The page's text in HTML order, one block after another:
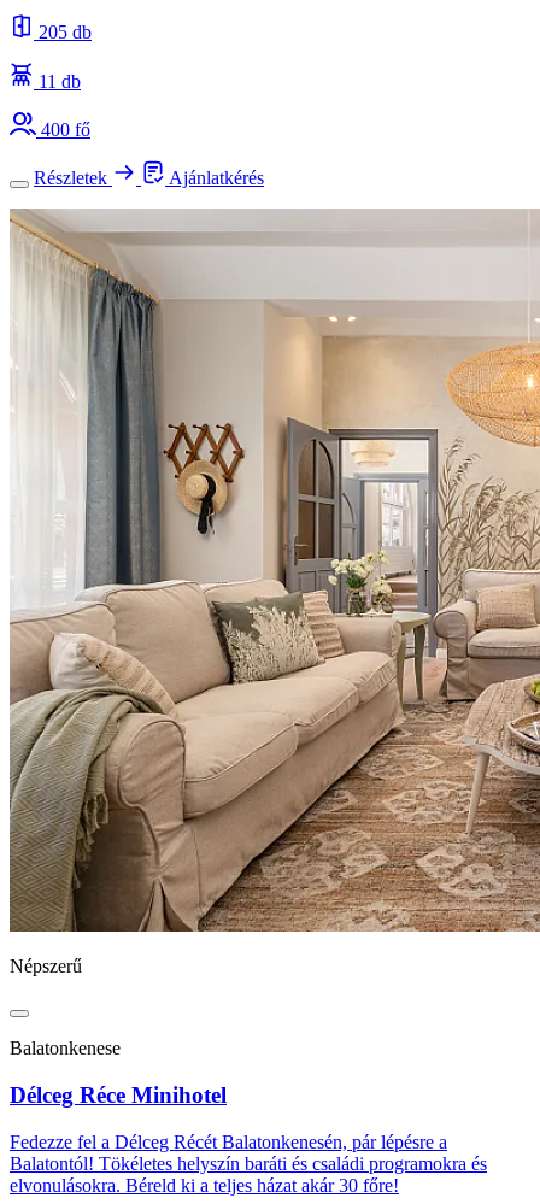
205 db
11 db
400 fő
Részletek Ajánlatkérés
Népszerű
Balatonkenese
Délceg Réce Minihotel
Fedezze fel a Délceg Récét Balatonkenesén, pár lépésre a
Balatontól! Tökéletes helyszín baráti és családi programokra és
elvonulásokra. Béreld ki a teljes házat akár 30 főre!